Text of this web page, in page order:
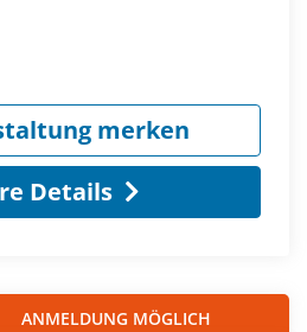
merken
Details
ANMELDUNG MÖGLICH